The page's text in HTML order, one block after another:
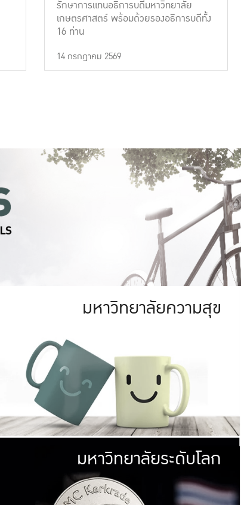
รักษาการแทนอธิการบดีมหาวิทยาลัย
เกษตรศาสตร์ พร้อมด้วยรองอธิการบดีทั้ง
16 ท่าน
14 กรกฎาคม 2569
น
ร่
มหาวิทยาลัย
ให้กับประชาชน
มหาวิทยาลัยความสุข
ดี
น
มหาวิทยา
พร้อมที่จ
และผลักดันในการใช้ระบบส
มหาวิทยาลัยระดับโลก